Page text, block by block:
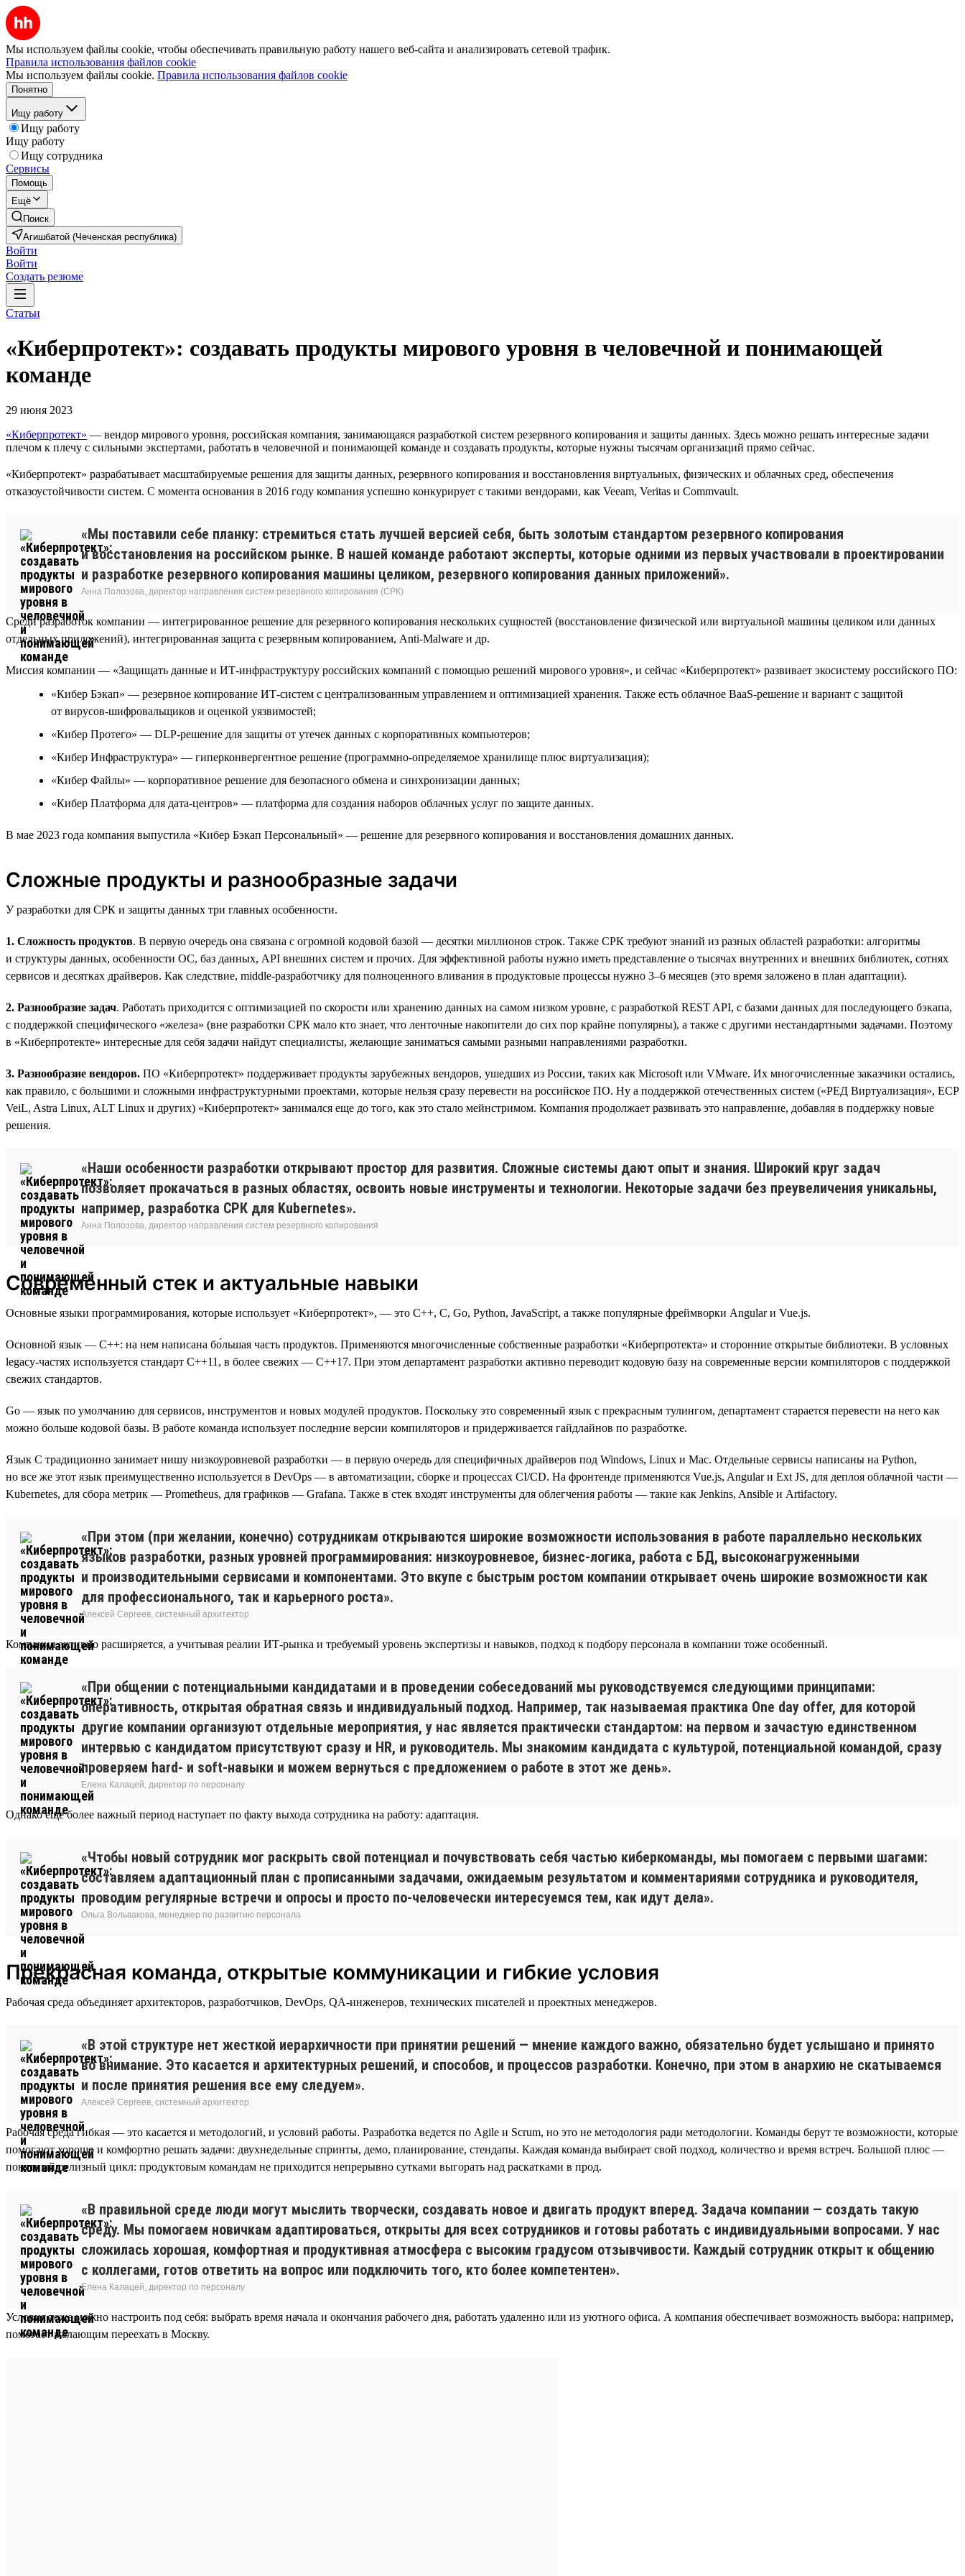
Мы используем файлы cookie, чтобы обеспечивать правильную работу нашего веб-сайта и анализировать сетевой трафик.
Правила использования файлов cookie
Мы используем файлы cookie. Правила использования файлов cookie
Понятно
Ищу работу
Ищу работу
Ищу работу
Ищу сотрудника
Сервисы
Помощь
Ещё
Поиск
Агишбатой (Чеченская республика)
Войти
Войти
Создать резюме
Статьи
«Киберпротект»: создавать продукты мирового уровня в человечной и понимающей
команде
29 июня 2023
«Киберпротект» — вендор мирового уровня, российская компания, занимающаяся разработкой систем резервного копирования и защиты данных. Здесь можно решать интересные задачи
плечом к плечу с сильными экспертами, работать в человечной и понимающей команде и создавать продукты, которые нужны тысячам организаций прямо сейчас.
«Киберпротект» разрабатывает масштабируемые решения для защиты данных, резервного копирования и восстановления виртуальных, физических и облачных сред, обеспечения
отказоустойчивости систем. С момента основания в 2016 году компания успешно конкурирует с такими вендорами, как Veeam, Veritas и Commvault.
«Мы поставили себе планку: стремиться стать лучшей версией себя, быть золотым стандартом резервного копирования
и восстановления на российском рынке. В нашей команде работают эксперты, которые одними из первых участвовали в проектировании
и разработке резервного копирования машины целиком, резервного копирования данных приложений».
Анна Полозова, директор направления систем резервного копирования (СРК)
Среди разработок компании — интегрированное решение для резервного копирования нескольких сущностей (восстановление физической или виртуальной машины целиком или данных
отдельных приложений), интегрированная защита с резервным копированием, Anti-Malware и др.
Миссия компании — «Защищать данные и ИТ-инфраструктуру российских компаний с помощью решений мирового уровня», и сейчас «Киберпротект» развивает экосистему российского ПО:
«Кибер Бэкап» — резервное копирование ИТ-систем с централизованным управлением и оптимизацией хранения. Также есть облачное BaaS-решение и вариант с защитой
от вирусов-шифровальщиков и оценкой уязвимостей;
«Кибер Протего» — DLP-решение для защиты от утечек данных с корпоративных компьютеров;
«Кибер Инфраструктура» — гиперконвергентное решение (программно-определяемое хранилище плюс виртуализация);
«Кибер Файлы» — корпоративное решение для безопасного обмена и синхронизации данных;
«Кибер Платформа для дата-центров» — платформа для создания наборов облачных услуг по защите данных.
В мае 2023 года компания выпустила «Кибер Бэкап Персональный» — решение для резервного копирования и восстановления домашних данных.
Сложные продукты и разнообразные задачи
У разработки для СРК и защиты данных три главных особенности.
1. Сложность продуктов. В первую очередь она связана с огромной кодовой базой — десятки миллионов строк. Также СРК требуют знаний из разных областей разработки: алгоритмы
и структуры данных, особенности ОС, баз данных, API внешних систем и прочих. Для эффективной работы нужно иметь представление о тысячах внутренних и внешних библиотек, сотнях
сервисов и десятках драйверов. Как следствие, middle-разработчику для полноценного вливания в продуктовые процессы нужно 3–6 месяцев (это время заложено в план адаптации).
2. Разнообразие задач. Работать приходится с оптимизацией по скорости или хранению данных на самом низком уровне, с разработкой REST API, с базами данных для последующего бэкапа,
с поддержкой специфического «железа» (вне разработки СРК мало кто знает, что ленточные накопители до сих пор крайне популярны), а также с другими нестандартными задачами. Поэтому
в «Киберпротекте» интересные для себя задачи найдут специалисты, желающие заниматься самыми разными направлениями разработки.
3. Разнообразие вендоров. ПО «Киберпротект» поддерживает продукты зарубежных вендоров, ушедших из России, таких как Microsoft или VMware. Их многочисленные заказчики остались,
как правило, с большими и сложными инфраструктурными проектами, которые нельзя сразу перевести на российское ПО. Ну а поддержкой отечественных систем («РЕД Виртуализация», ECP
VeiL, Astra Linux, ALT Linux и других) «Киберпротект» занимался еще до того, как это стало мейнстримом. Компания продолжает развивать это направление, добавляя в поддержку новые
решения.
«Наши особенности разработки открывают простор для развития. Сложные системы дают опыт и знания. Широкий круг задач
позволяет прокачаться в разных областях, освоить новые инструменты и технологии. Некоторые задачи без преувеличения уникальны,
например, разработка СРК для Kubernetes».
Анна Полозова, директор направления систем резервного копирования
Современный стек и актуальные навыки
Основные языки программирования, которые использует «Киберпротект», — это C++, C, Go, Python, JavaScript, а также популярные фреймворки Angular и Vue.js.
Основной язык — C++: на нем написана бо́льшая часть продуктов. Применяются многочисленные собственные разработки «Киберпротекта» и сторонние открытые библиотеки. В условных
legacy-частях используется стандарт C++11, в более свежих — С++17. При этом департамент разработки активно переводит кодовую базу на современные версии компиляторов с поддержкой
свежих стандартов.
Go — язык по умолчанию для сервисов, инструментов и новых модулей продуктов. Поскольку это современный язык с прекрасным тулингом, департамент старается перевести на него как
можно больше кодовой базы. В работе команда использует последние версии компиляторов и придерживается гайдлайнов по разработке.
Язык C традиционно занимает нишу низкоуровневой разработки — в первую очередь для специфичных драйверов под Windows, Linux и Mac. Отдельные сервисы написаны на Python,
но все же этот язык преимущественно используется в DevOps — в автоматизации, сборке и процессах CI/CD. На фронтенде применяются Vue.js, Angular и Ext JS, для деплоя облачной части —
Kubernetes, для сбора метрик — Prometheus, для графиков — Grafana. Также в стек входят инструменты для облегчения работы — такие как Jenkins, Ansible и Artifactory.
«При этом (при желании, конечно) сотрудникам открываются широкие возможности использования в работе параллельно нескольких
языков разработки, разных уровней программирования: низкоуровневое, бизнес-логика, работа с БД, высоконагруженными
и производительными сервисами и компонентами. Это вкупе с быстрым ростом компании открывает очень широкие возможности как
для профессионального, так и карьерного роста».
Алексей Сергеев, системный архитектор
Компания активно расширяется, а учитывая реалии ИТ-рынка и требуемый уровень экспертизы и навыков, подход к подбору персонала в компании тоже особенный.
«При общении с потенциальными кандидатами и в проведении собеседований мы руководствуемся следующими принципами:
оперативность, открытая обратная связь и индивидуальный подход. Например, так называемая практика One day offer, для которой
другие компании организуют отдельные мероприятия, у нас является практически стандартом: на первом и зачастую единственном
интервью с кандидатом присутствуют сразу и HR, и руководитель. Мы знакомим кандидата с культурой, потенциальной командой, сразу
проверяем hard- и soft-навыки и можем вернуться с предложением о работе в этот же день».
Елена Калацей, директор по персоналу
Однако еще более важный период наступает по факту выхода сотрудника на работу: адаптация.
«Чтобы новый сотрудник мог раскрыть свой потенциал и почувствовать себя частью киберкоманды, мы помогаем с первыми шагами:
составляем адаптационный план с прописанными задачами, ожидаемым результатом и комментариями сотрудника и руководителя,
проводим регулярные встречи и опросы и просто по-человечески интересуемся тем, как идут дела».
Ольга Вольвакова, менеджер по развитию персонала
Прекрасная команда, открытые коммуникации и гибкие условия
Рабочая среда объединяет архитекторов, разработчиков, DevOps, QA-инженеров, технических писателей и проектных менеджеров.
«В этой структуре нет жесткой иерархичности при принятии решений — мнение каждого важно, обязательно будет услышано и принято
во внимание. Это касается и архитектурных решений, и способов, и процессов разработки. Конечно, при этом в анархию не скатываемся
и после принятия решения все ему следуем».
Алексей Сергеев, системный архитектор
Рабочая среда гибкая — это касается и методологий, и условий работы. Разработка ведется по Agile и Scrum, но это не методология ради методологии. Команды берут те возможности, которые
помогают хорошо и комфортно решать задачи: двухнедельные спринты, демо, планирование, стендапы. Каждая команда выбирает свой подход, количество и время встреч. Большой плюс —
понятный релизный цикл: продуктовым командам не приходится непрерывно сутками выгорать над раскатками в прод.
«В правильной среде люди могут мыслить творчески, создавать новое и двигать продукт вперед. Задача компании — создать такую
среду. Мы помогаем новичкам адаптироваться, открыты для всех сотрудников и готовы работать с индивидуальными вопросами. У нас
сложилась хорошая, комфортная и продуктивная атмосфера с высоким градусом отзывчивости. Каждый сотрудник открыт к общению
с коллегами, готов ответить на вопрос или подключить того, кто более компетентен».
Елена Калацей, директор по персоналу
Условия тоже можно настроить под себя: выбрать время начала и окончания рабочего дня, работать удаленно или из уютного офиса. А компания обеспечивает возможность выбора: например,
помогает желающим переехать в Москву.